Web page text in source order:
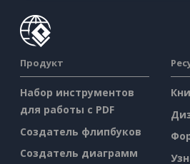
Продукт
Набор инструментов
для работы с PDF
Создатель флипбуков
Создатель диаграмм